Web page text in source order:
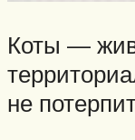
Коты —
не